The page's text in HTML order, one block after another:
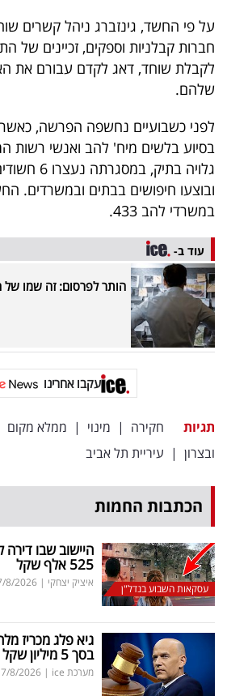
שיתופי
פעולה
דרושים
ניוזלטרים
מייל
אדום
פרסמו
אחרינו:
על פי החשד, גינזברג ניהל קשרים
חברות קבלניות וספקים, זכיינים של
לקבלת שוחד, דאג לקדם עבורם את
שלהם.
לפני כשבועיים נחשפה הפרשה, כאשר
בסיוע בלשים מיח' להב ואנשי רשות
ובוצעו חיפושים בבתים ובמשרדים.
במשרדי להב 433.
עוד ב-
הותר לפרסום: זה שמו
עקבו אחרינו
תגיות חקירה | מינוי | ממלא מקום
ובצרון | עיריית תל אביב
הכתבות החמות
עסקאות השבוע בנדל"ן
היישוב שבו
525 אלף שקל
איציק יצחקי |
8/2026
גיא פלג מכריז
בסך 5 מיליון שקל
מערכת ice |
7/8/2026